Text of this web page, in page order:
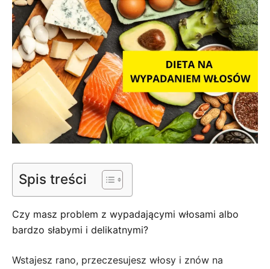
Spis treści
Czy masz problem z wypadającymi włosami albo
bardzo słabymi i delikatnymi?
Wstajesz rano, przeczesujesz włosy i znów na